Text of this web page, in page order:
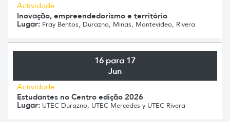
Actividade
Inovação, empreendedorismo e território
Lugar: Fray Bentos, Durazno, Minas, Montevideo, Rivera
16 para 17
Jun
Actividade
Estudantes no Centro edição 2026
Lugar: UTEC Durazno, UTEC Mercedes y UTEC Rivera